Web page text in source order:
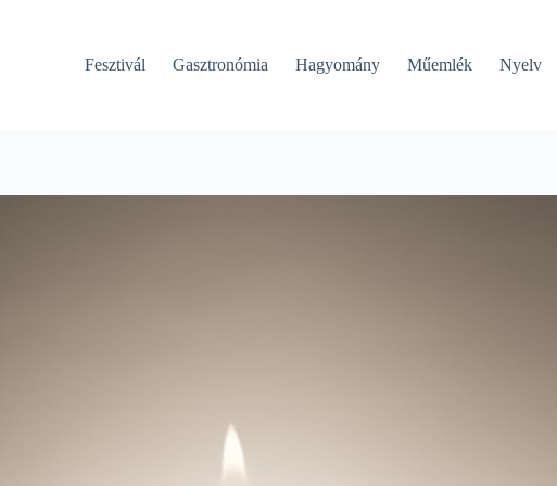
Fesztivál Gasztronómia Hagyomány Műemlék Nyelv